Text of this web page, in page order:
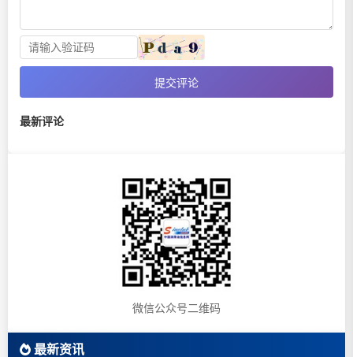
提交评论
最新评论
微信公众号二维码
最新资讯